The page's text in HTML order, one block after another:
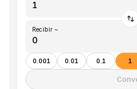
Recibir ~
0.001 0.01 0.1 1